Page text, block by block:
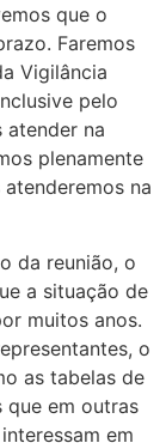
que o
Faremos
Vigilância
pelo
atender na
plenamente
na
da reunião, o
a situação de
muitos anos.
o
as tabelas de
que em outras
em